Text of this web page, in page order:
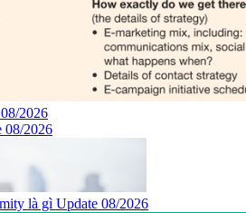
2026
08/2026
là gì Update 08/2026